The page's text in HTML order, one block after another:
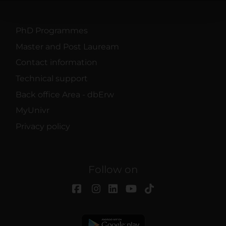
PhD Programmes
Master and Post Lauream
Contact information
Technical support
Back office Area - dbErw
MyUnivr
Privacy policy
Follow on